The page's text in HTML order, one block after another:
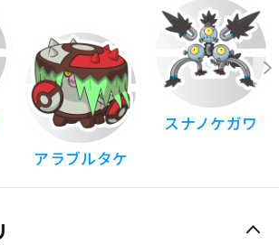
アラブルタケ
スナノケガワ